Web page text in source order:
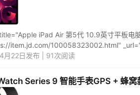
iPad Air 第5代 10.9英寸平板
item.jd.com/100058323002.html"
月22日发布 | 91次阅读
Series 9 智能手表GPS + 蜂